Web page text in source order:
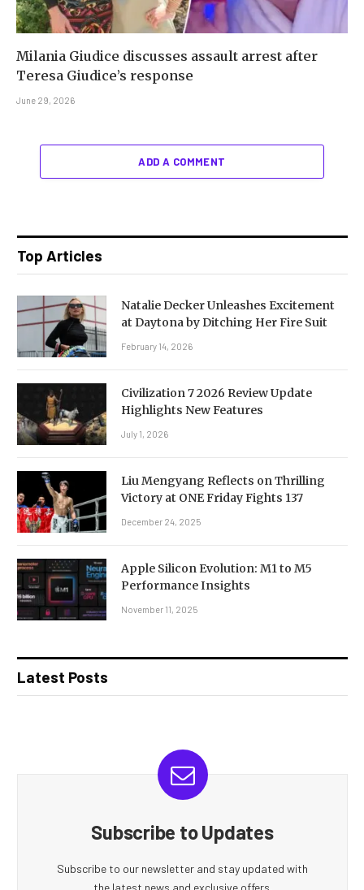
Milania Giudice discusses assault arrest after
Teresa Giudice’s response
June 29, 2026
ADD A COMMENT
Top Articles
Natalie Decker Unleashes Excitement
at Daytona by Ditching Her Fire Suit
February 14, 2026
Civilization 7 2026 Review Update
Highlights New Features
July 1, 2026
Liu Mengyang Reflects on Thrilling
Victory at ONE Friday Fights 137
December 24, 2025
Apple Silicon Evolution: M1 to M5
Performance Insights
November 11, 2025
Latest Posts
Subscribe to Updates
Subscribe to our newsletter and stay updated with